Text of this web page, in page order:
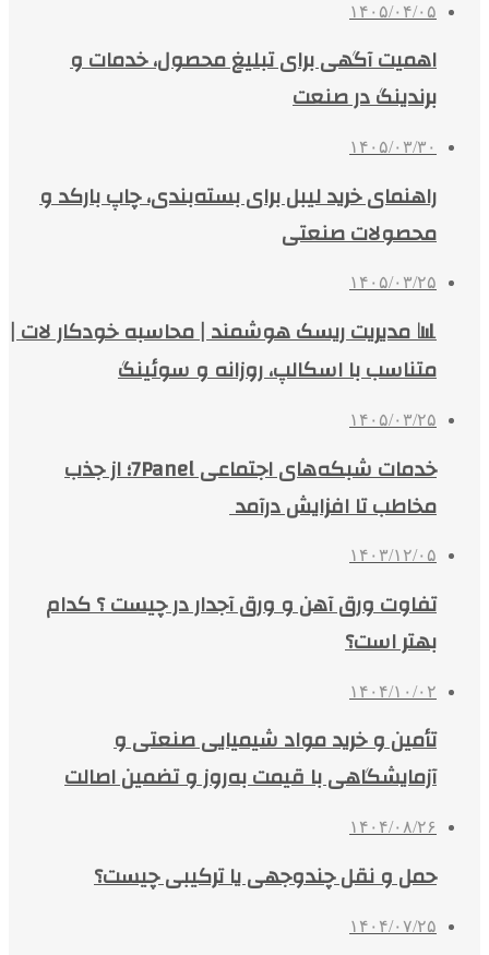
۱۴۰۵/۰۴/۰۵
اهمیت آگهی برای تبلیغ محصول، خدمات و
برندینگ در صنعت
۱۴۰۵/۰۳/۳۰
راهنمای خرید لیبل برای بسته‌بندی، چاپ بارکد و
محصولات صنعتی
۱۴۰۵/۰۳/۲۵
📊 مدیریت ریسک هوشمند | محاسبه خودکار لات |
متناسب با اسکالپ، روزانه و سوئینگ
۱۴۰۵/۰۳/۲۵
خدمات شبکه‌های اجتماعی 7Panel؛ از جذب
مخاطب تا افزایش درآمد
۱۴۰۳/۱۲/۰۵
تفاوت ورق آهن و ورق آجدار در چیست ؟ کدام
بهتر است؟
۱۴۰۴/۱۰/۰۲
تأمین و خرید مواد شیمیایی صنعتی و
آزمایشگاهی با قیمت به‌روز و تضمین اصالت
۱۴۰۴/۰۸/۲۶
حمل و نقل چندوجهی یا ترکیبی چیست؟
۱۴۰۴/۰۷/۲۵